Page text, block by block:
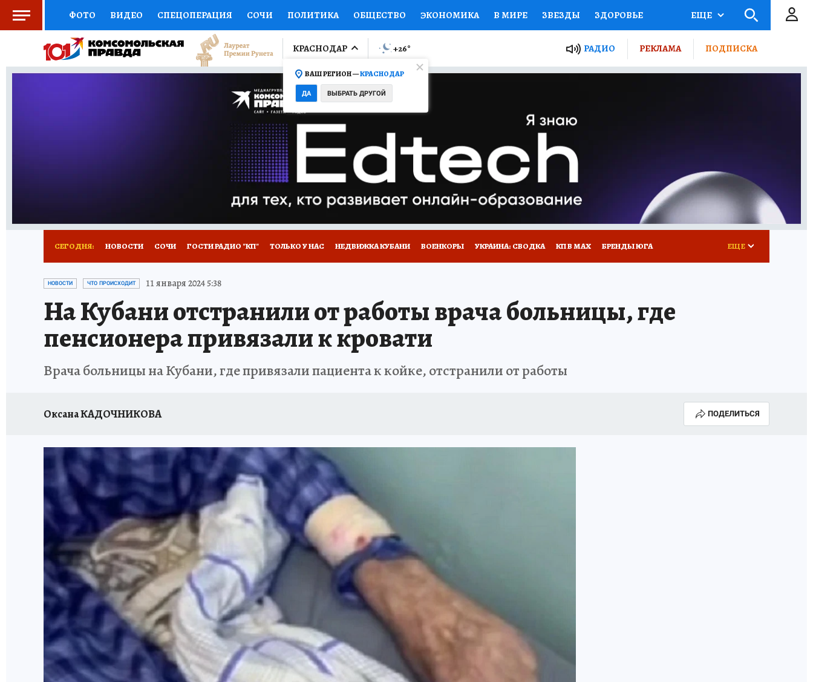
ФОТО ВИДЕО СПЕЦОПЕРАЦИЯ СОЧИ ПОЛИТИКА ОБЩЕСТВО ЭКОНОМИКА В МИРЕ ЗВЕЗДЫ ЗДОРОВЬЕ
СОЦПОДДЕРЖКА НАУКА СПОРТ КОЛУМНИСТЫ ПРОИСШЕСТВИЯ НАЦИОНАЛЬНЫЕ ПРОЕКТЫ РОССИИ
ВЫБОР ЭКСПЕРТОВ ДОКТОР ФИНАНСЫ ОТКРЫВАЕМ МИР Я ЗНАЮ СЕМЬЯ ЖЕНСКИЕ СЕКРЕТЫ ПУТЕВОДИТЕЛЬ
ПРОГНОЗЫ НА СПОРТ ПРОМОКОДЫ СЕРИАЛЫ
ТЕЛЕВИЗОР КОЛЛЕКЦИИ КОНКУРСЫ ГИД ПОТРЕБИТЕЛЯ
НОВОЕ НА САЙТЕ
ЕЩЕ
КРАСНОДАР
ВАШ РЕГИОН —КРАСНОДАР
ДА ВЫБРАТЬ ДРУГОЙ
+26° РАДИО РЕКЛАМА ПОДПИСКА
СЕГОДНЯ: НОВОСТИ СОЧИ ГОСТИ РАДИО "КП" ТОЛЬКО У НАС НЕДВИЖКА КУБАНИ ВОЕНКОРЫ УКРАИНА: СВОДКА КП В МАХ БРЕНДЫ ЮГА
ОТДЫХ В РОССИИ ЗДОРОВЬЕ КУБАНИ
ЕЩЕ
НОВОСТИ ЧТО ПРОИСХОДИТ 11 января 2024 5:38
На Кубани отстранили от работы врача больницы, где
пенсионера привязали к кровати
Врача больницы на Кубани, где привязали пациента к койке, отстранили от работы
Оксана КАДОЧНИКОВА ПОДЕЛИТЬСЯ